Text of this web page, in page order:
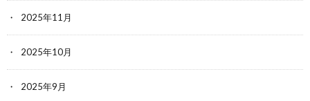
2025年11月
2025年10月
2025年9月